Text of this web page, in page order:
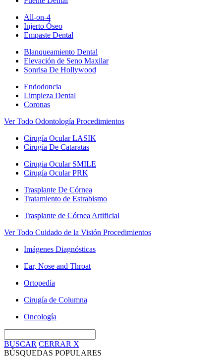
All-on-4
Injerto Óseo
Empaste Dental
Blanqueamiento Dental
Elevación de Seno Maxilar
Sonrisa De Hollywood
Endodoncia
Limpieza Dental
Coronas
Ver Todo Odontología Procedimientos
Cirugía Ocular LASIK
Cirugía De Cataratas
Círugia Ocular SMILE
Cirugía Ocular PRK
Trasplante De Córnea
Tratamiento de Estrabismo
Trasplante de Córnea Artificial
Ver Todo Cuidado de la Visión Procedimientos
Imágenes Diagnósticas
Ear, Nose and Throat
Ortopedía
Cirugía de Columna
Oncología
BUSCAR CERRAR X
BÚSQUEDAS POPULARES